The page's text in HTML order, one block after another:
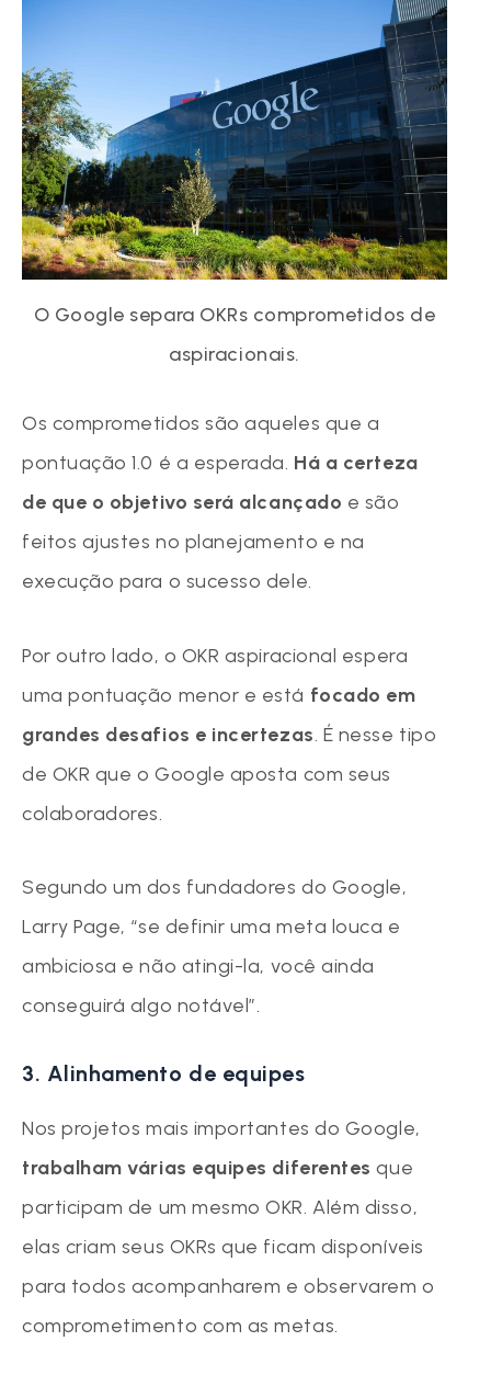
O Google separa OKRs comprometidos de
aspiracionais.
Os comprometidos são aqueles que a
pontuação 1.0 é a esperada. Há a certeza
de que o objetivo será alcançado e são
feitos ajustes no planejamento e na
execução para o sucesso dele.
Por outro lado, o OKR aspiracional espera
uma pontuação menor e está focado em
grandes desafios e incertezas. É nesse tipo
de OKR que o Google aposta com seus
colaboradores.
Segundo um dos fundadores do Google,
Larry Page, “se definir uma meta louca e
ambiciosa e não atingi-la, você ainda
conseguirá algo notável”.
3. Alinhamento de equipes
Nos projetos mais importantes do Google,
trabalham várias equipes diferentes que
participam de um mesmo OKR. Além disso,
elas criam seus OKRs que ficam disponíveis
para todos acompanharem e observarem o
comprometimento com as metas.